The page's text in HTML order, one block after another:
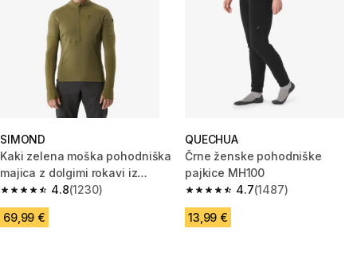
SIMOND
Kaki zelena moška pohodniška
majica z dolgimi rokavi iz
merino volne MT900
4.8
4.8 od 5 zvezdic from 1230 ocene
(1230)
69,99 €
QUECHUA
Črne ženske pohodniške
pajkice MH100
4.7
4.7 od 5 zvezdic from 1487
(1487)
13,99 €